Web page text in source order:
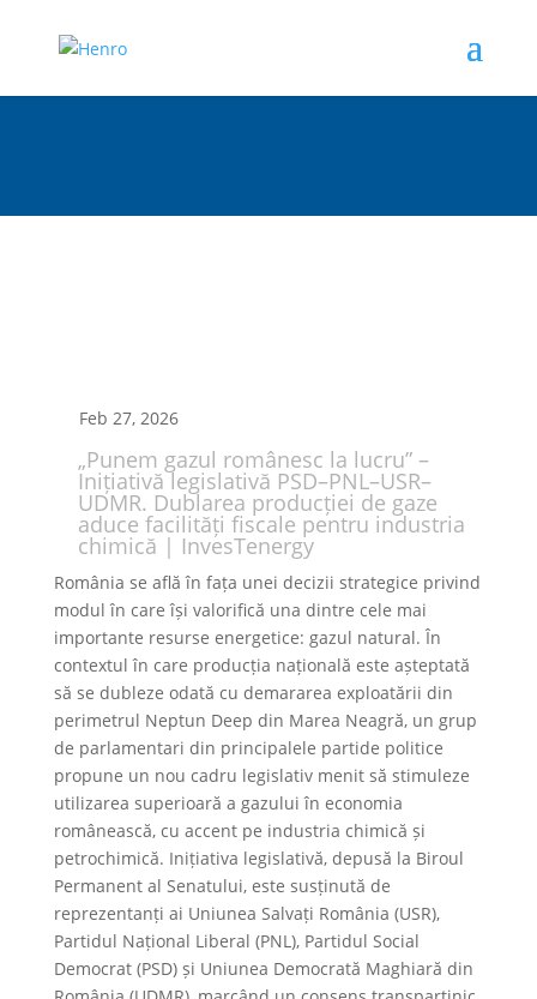
Feb 27, 2026
„Punem gazul românesc la lucru” –
Inițiativă legislativă PSD–PNL–USR–
UDMR. Dublarea producției de gaze
aduce facilități fiscale pentru industria
chimică | InvesTenergy
România se află în fața unei decizii strategice privind
modul în care își valorifică una dintre cele mai
importante resurse energetice: gazul natural. În
contextul în care producția națională este așteptată
să se dubleze odată cu demararea exploatării din
perimetrul Neptun Deep din Marea Neagră, un grup
de parlamentari din principalele partide politice
propune un nou cadru legislativ menit să stimuleze
utilizarea superioară a gazului în economia
românească, cu accent pe industria chimică și
petrochimică. Inițiativa legislativă, depusă la Biroul
Permanent al Senatului, este susținută de
reprezentanți ai Uniunea Salvați România (USR),
Partidul Național Liberal (PNL), Partidul Social
Democrat (PSD) și Uniunea Democrată Maghiară din